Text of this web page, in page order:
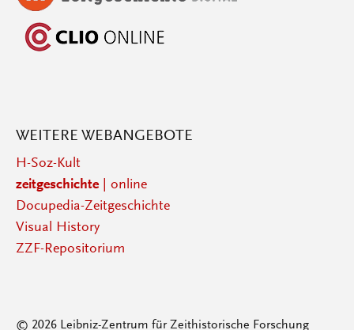
WEITERE WEBANGEBOTE
H-Soz-Kult
zeitgeschichte| online
Docupedia-Zeitgeschichte
Visual History
ZZF-Repositorium
© 2026 Leibniz-Zentrum für Zeithistorische Forschung